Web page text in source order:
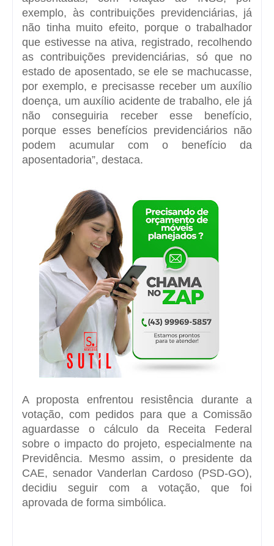
exemplo, às contribuições previdenciárias, já
não tinha muito efeito, porque o trabalhador
que estivesse na ativa, registrado, recolhendo
as contribuições previdenciárias, só que no
estado de aposentado, se ele se machucasse,
por exemplo, e precisasse receber um auxílio
doença, um auxílio acidente de trabalho, ele já
não conseguiria receber esse benefício,
porque esses benefícios previdenciários não
podem acumular com o benefício da
aposentadoria”, destaca.
A proposta enfrentou resistência durante a
votação, com pedidos para que a Comissão
aguardasse o cálculo da Receita Federal
sobre o impacto do projeto, especialmente na
Previdência. Mesmo assim, o presidente da
CAE, senador Vanderlan Cardoso (PSD-GO),
decidiu seguir com a votação, que foi
aprovada de forma simbólica.